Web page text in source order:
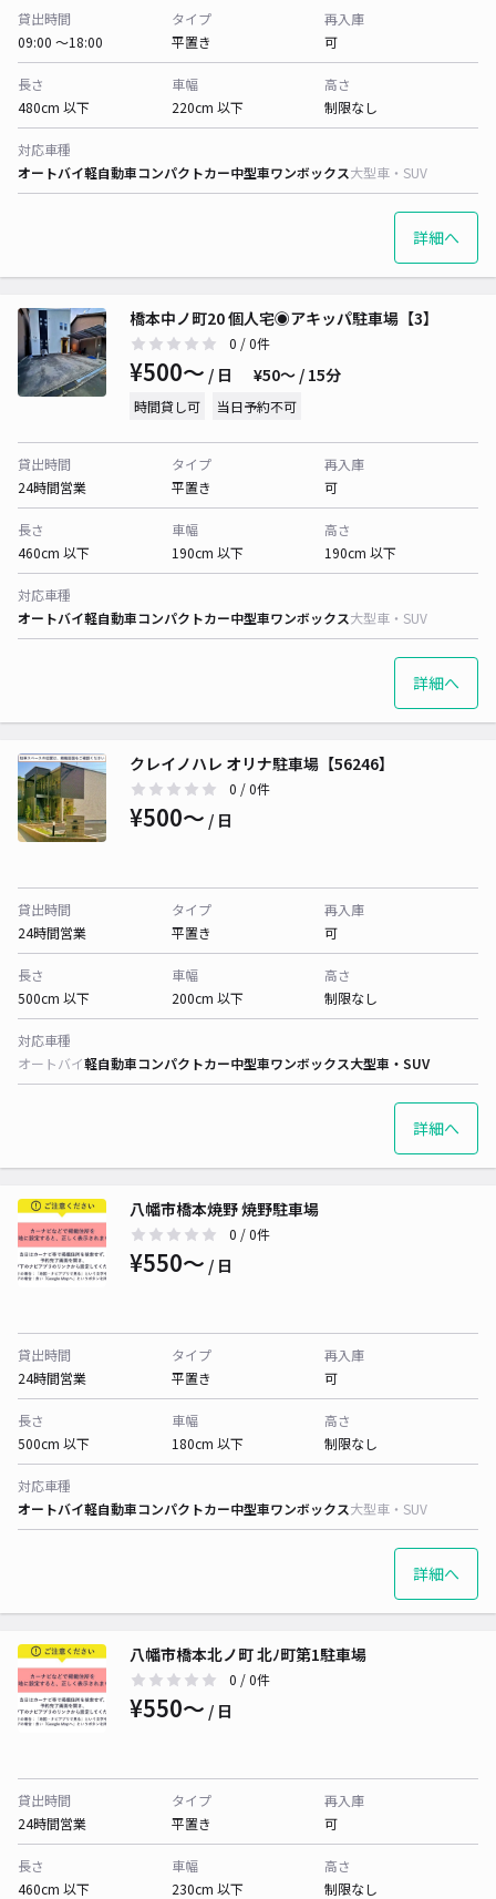
貸出時間
09:00 〜18:00
タイプ
平置き
再入庫
可
長さ
480cm 以下
車幅
220cm 以下
高さ
制限なし
対応車種
オートバイ軽自動車コンパクトカー中型車ワンボックス大型車・SUV
詳細へ
橋本中ノ町20 個人宅◉アキッパ駐車場【3】
0 / 0件
¥500〜 / 日 ¥50〜 / 15分
時間貸し可 当日予約不可
貸出時間
24時間営業
タイプ
平置き
再入庫
可
長さ
460cm 以下
車幅
190cm 以下
高さ
190cm 以下
対応車種
オートバイ軽自動車コンパクトカー中型車ワンボックス大型車・SUV
詳細へ
クレイノハレ オリナ駐車場【56246】
0 / 0件
¥500〜 / 日
貸出時間
24時間営業
タイプ
平置き
再入庫
可
長さ
500cm 以下
車幅
200cm 以下
高さ
制限なし
対応車種
オートバイ軽自動車コンパクトカー中型車ワンボックス大型車・SUV
詳細へ
八幡市橋本焼野 焼野駐車場
0 / 0件
¥550〜 / 日
貸出時間
24時間営業
タイプ
平置き
再入庫
可
長さ
500cm 以下
車幅
180cm 以下
高さ
制限なし
対応車種
オートバイ軽自動車コンパクトカー中型車ワンボックス大型車・SUV
詳細へ
八幡市橋本北ノ町 北ﾉ町第1駐車場
0 / 0件
¥550〜 / 日
貸出時間
24時間営業
タイプ
平置き
再入庫
可
長さ
460cm 以下
車幅
230cm 以下
高さ
制限なし